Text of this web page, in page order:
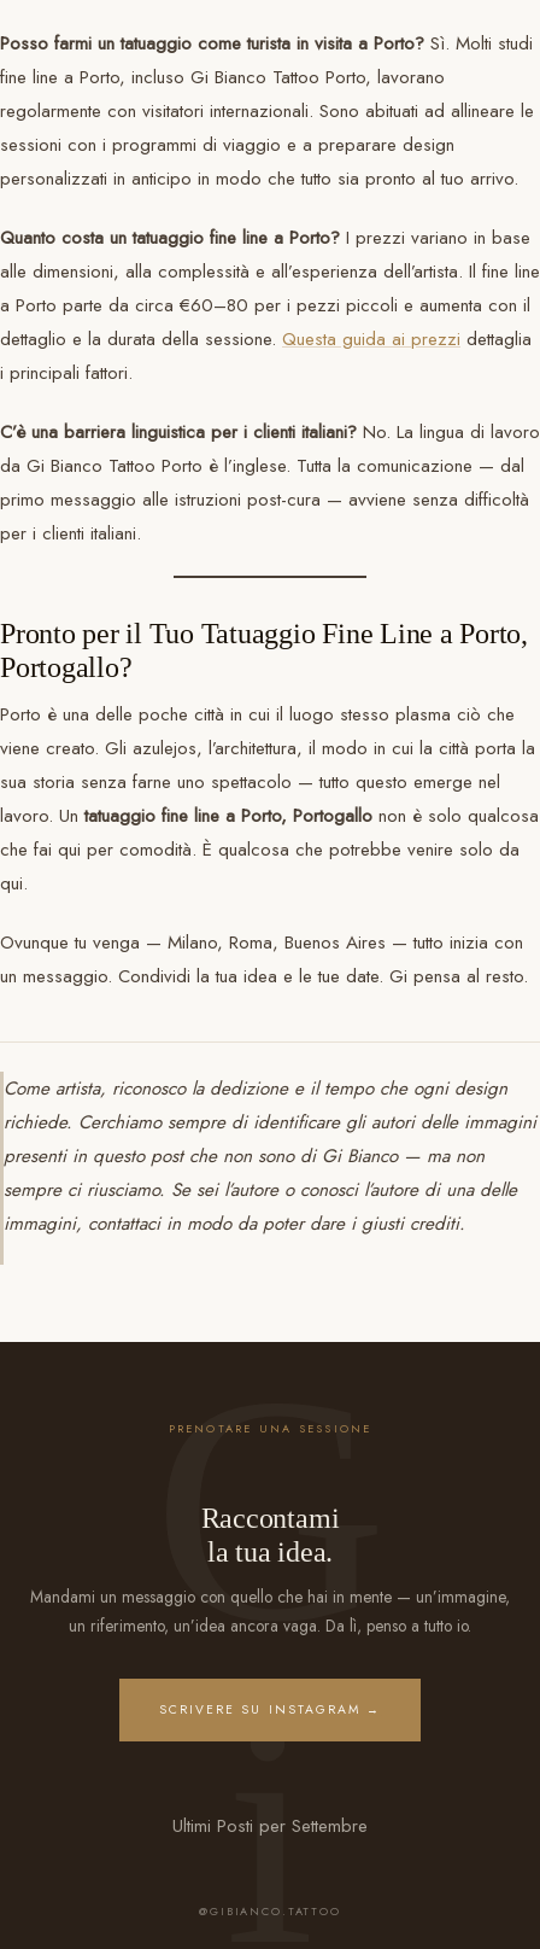
Posso farmi un tatuaggio come turista in visita a Porto? Sì. Molti studi
fine line a Porto, incluso Gi Bianco Tattoo Porto, lavorano
regolarmente con visitatori internazionali. Sono abituati ad allineare le
sessioni con i programmi di viaggio e a preparare design
personalizzati in anticipo in modo che tutto sia pronto al tuo arrivo.
Quanto costa un tatuaggio fine line a Porto? I prezzi variano in base
alle dimensioni, alla complessità e all’esperienza dell’artista. Il fine line
a Porto parte da circa €60–80 per i pezzi piccoli e aumenta con il
dettaglio e la durata della sessione. Questa guida ai prezzi dettaglia
i principali fattori.
C’è una barriera linguistica per i clienti italiani? No. La lingua di lavoro
da Gi Bianco Tattoo Porto è l’inglese. Tutta la comunicazione — dal
primo messaggio alle istruzioni post-cura — avviene senza difficoltà
per i clienti italiani.
Pronto per il Tuo Tatuaggio Fine Line a Porto,
Portogallo?
Porto è una delle poche città in cui il luogo stesso plasma ciò che
viene creato. Gli azulejos, l’architettura, il modo in cui la città porta la
sua storia senza farne uno spettacolo — tutto questo emerge nel
lavoro. Untatuaggio fine line a Porto, Portogallo non è solo qualcosa
che fai qui per comodità. È qualcosa che potrebbe venire solo da
qui.
Ovunque tu venga — Milano, Roma, Buenos Aires — tutto inizia con
un messaggio. Condividi la tua idea e le tue date. Gi pensa al resto.
Come artista, riconosco la dedizione e il tempo che ogni design
richiede. Cerchiamo sempre di identificare gli autori delle immagini
presenti in questo post che non sono di Gi Bianco — ma non
sempre ci riusciamo. Se sei l’autore o conosci l’autore di una delle
immagini, contattaci in modo da poter dare i giusti crediti.
PRENOTARE UNA SESSIONE
Raccontami
la tua idea.
Mandami un messaggio con quello che hai in mente — un’immagine,
un riferimento, un’idea ancora vaga. Da lì, penso a tutto io.
SCRIVERE SU INSTAGRAM →
Ultimi Posti per Settembre
@GIBIANCO.TATTOO